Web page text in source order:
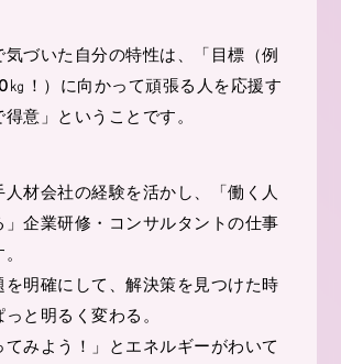
気づいた自分の特性は、「目標（例
！）に向かって頑張る人を応援す
意」ということです。
人材会社の経験を活かし、「働く人
」企業研修・コンサルタントの仕事
を明確にして、解決策を見つけた時
と明るく変わる。
てみよう！」とエネルギーがわいて